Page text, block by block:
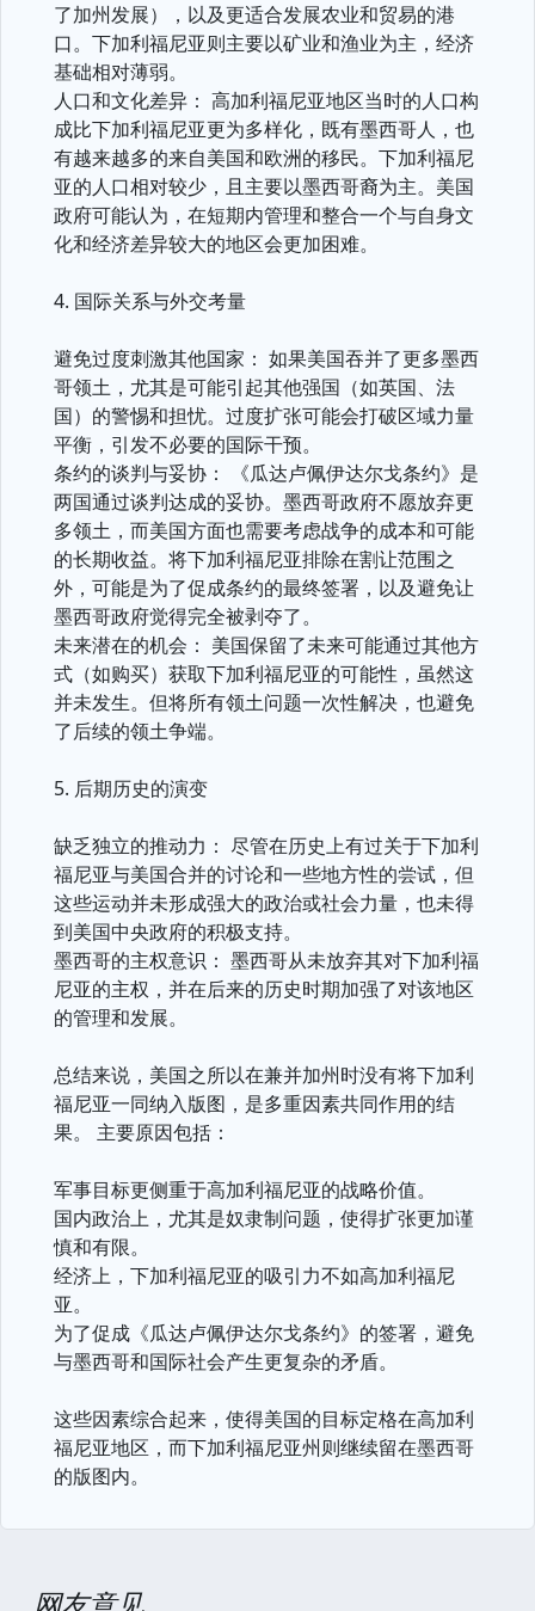
了加州发展），以及更适合发展农业和贸易的港
口。下加利福尼亚则主要以矿业和渔业为主，经济
基础相对薄弱。
人口和文化差异： 高加利福尼亚地区当时的人口构
成比下加利福尼亚更为多样化，既有墨西哥人，也
有越来越多的来自美国和欧洲的移民。下加利福尼
亚的人口相对较少，且主要以墨西哥裔为主。美国
政府可能认为，在短期内管理和整合一个与自身文
化和经济差异较大的地区会更加困难。
4. 国际关系与外交考量
避免过度刺激其他国家： 如果美国吞并了更多墨西
哥领土，尤其是可能引起其他强国（如英国、法
国）的警惕和担忧。过度扩张可能会打破区域力量
平衡，引发不必要的国际干预。
条约的谈判与妥协： 《瓜达卢佩伊达尔戈条约》是
两国通过谈判达成的妥协。墨西哥政府不愿放弃更
多领土，而美国方面也需要考虑战争的成本和可能
的长期收益。将下加利福尼亚排除在割让范围之
外，可能是为了促成条约的最终签署，以及避免让
墨西哥政府觉得完全被剥夺了。
未来潜在的机会： 美国保留了未来可能通过其他方
式（如购买）获取下加利福尼亚的可能性，虽然这
并未发生。但将所有领土问题一次性解决，也避免
了后续的领土争端。
5. 后期历史的演变
缺乏独立的推动力： 尽管在历史上有过关于下加利
福尼亚与美国合并的讨论和一些地方性的尝试，但
这些运动并未形成强大的政治或社会力量，也未得
到美国中央政府的积极支持。
墨西哥的主权意识： 墨西哥从未放弃其对下加利福
尼亚的主权，并在后来的历史时期加强了对该地区
的管理和发展。
总结来说，美国之所以在兼并加州时没有将下加利
福尼亚一同纳入版图，是多重因素共同作用的结
果。 主要原因包括：
军事目标更侧重于高加利福尼亚的战略价值。
国内政治上，尤其是奴隶制问题，使得扩张更加谨
慎和有限。
经济上，下加利福尼亚的吸引力不如高加利福尼
亚。
为了促成《瓜达卢佩伊达尔戈条约》的签署，避免
与墨西哥和国际社会产生更复杂的矛盾。
这些因素综合起来，使得美国的目标定格在高加利
福尼亚地区，而下加利福尼亚州则继续留在墨西哥
的版图内。